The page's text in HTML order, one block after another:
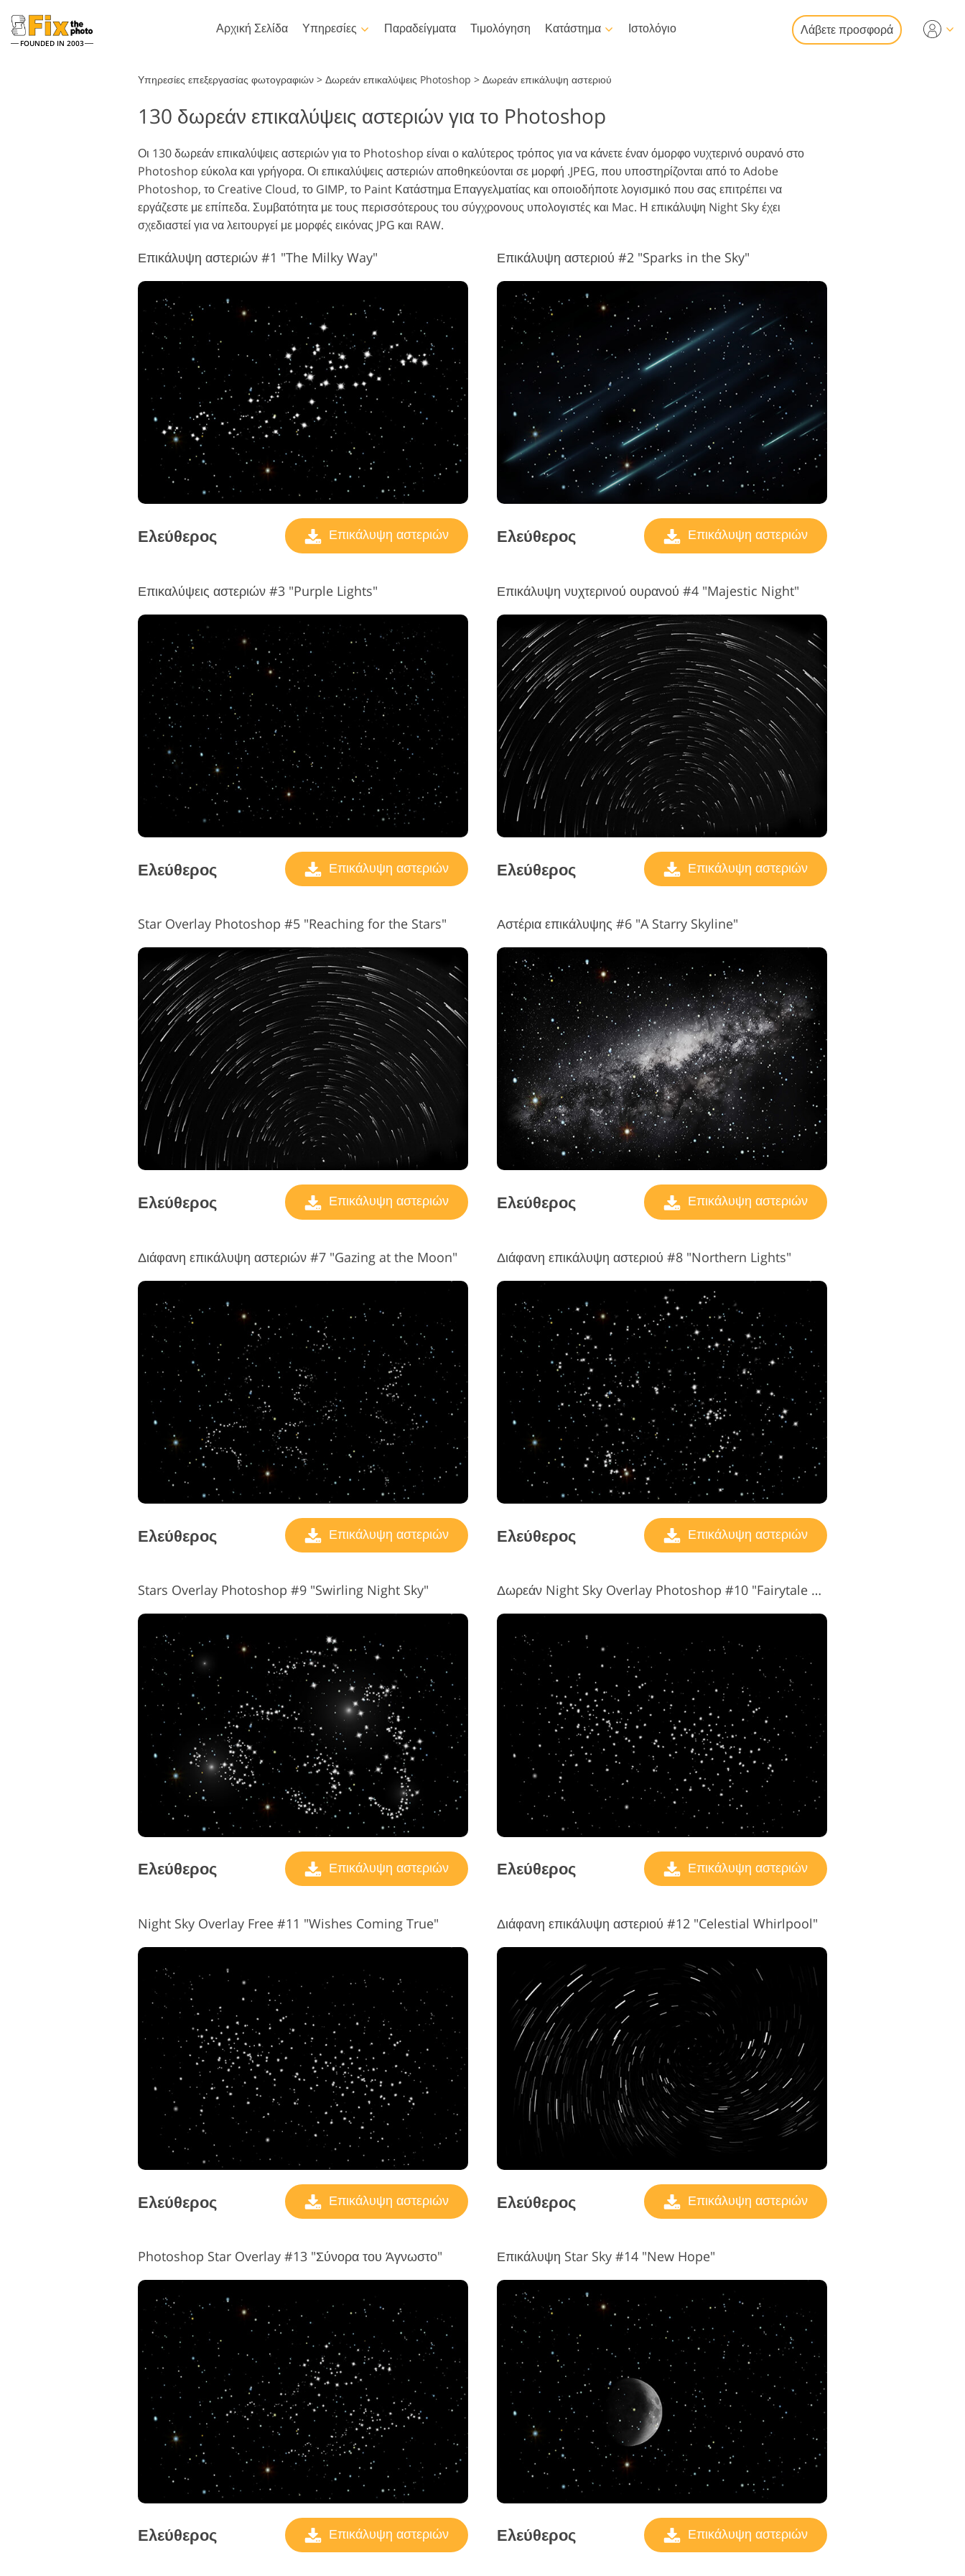
FOUNDED IN 2003
Αρχική Σελίδα Υπηρεσίες
νεογέννητου
ακίνητης περιουσίας
γάμου
Μοντέλα που
νοημοσύνη για ρούχα
φωτογραφιών
Επεξεργασία φωτογραφιών
προϊόντος
Επεξεργασία φωτογραφιών
κοσμημάτων
Δεδομένα Εκπαίδευσης AI
Υπηρεσίες επεξεργασίας
βίντεο
Παραδείγματα Τιμολόγηση Κατάστημα
Lightroom
Προεπιλογές Lightroom
συλλογές LR
Προεπιλογές καλύτερης
προσφοράς
Προεπιλογές για κινητά
Photoshop
Δράσεις Photoshop
Επικαλύψεις Photoshop
Υφές Photoshop
Ολόκληρες συλλογές Ps
Actions
Ολόκληρα πακέτα
Templates
όλα τα δείγματα
Κάρτες για την Ημέρα του
Αγίου Βαλεντίνου
Προσκλητήρια γάμου
Πρόσκληση σε παιδικό
Επαγγελματικές
επικαλύψεις βίντεο
Ιστολόγιο Λάβετε προσφορά
Υπηρεσίες επεξεργασίας φωτογραφιών > Δωρεάν επικαλύψεις Photoshop > Δωρεάν επικάλυψη αστεριού
130 δωρεάν επικαλύψεις αστεριών για το Photoshop
Οι 130 δωρεάν επικαλύψεις αστεριών για το Photoshop είναι ο καλύτερος τρόπος για να κάνετε έναν όμορφο νυχτερινό ουρανό στο
Photoshop εύκολα και γρήγορα. Οι επικαλύψεις αστεριών αποθηκεύονται σε μορφή .JPEG, που υποστηρίζονται από το Adobe
Photoshop, το Creative Cloud, το GIMP, το Paint Κατάστημα Επαγγελματίας και οποιοδήποτε λογισμικό που σας επιτρέπει να
εργάζεστε με επίπεδα. Συμβατότητα με τους περισσότερους του σύγχρονους υπολογιστές και Mac. Η επικάλυψη Night Sky έχει
σχεδιαστεί για να λειτουργεί με μορφές εικόνας JPG και RAW.
Επικάλυψη αστεριών #1 "The Milky Way"
Ελεύθερος Επικάλυψη αστεριών
Επικάλυψη αστεριού #2 "Sparks in the Sky"
Ελεύθερος Επικάλυψη αστεριών
Επικαλύψεις αστεριών #3 "Purple Lights"
Ελεύθερος Επικάλυψη αστεριών
Επικάλυψη νυχτερινού ουρανού #4 "Majestic Night"
Ελεύθερος Επικάλυψη αστεριών
Star Overlay Photoshop #5 "Reaching for the Stars"
Ελεύθερος Επικάλυψη αστεριών
Αστέρια επικάλυψης #6 "A Starry Skyline"
Ελεύθερος Επικάλυψη αστεριών
Διάφανη επικάλυψη αστεριών #7 "Gazing at the Moon"
Ελεύθερος Επικάλυψη αστεριών
Διάφανη επικάλυψη αστεριού #8 "Northern Lights"
Ελεύθερος Επικάλυψη αστεριών
Stars Overlay Photoshop #9 "Swirling Night Sky"
Ελεύθερος Επικάλυψη αστεριών
Δωρεάν Night Sky Overlay Photoshop #10 "Fairytale Starlight"
Ελεύθερος Επικάλυψη αστεριών
Night Sky Overlay Free #11 "Wishes Coming True"
Ελεύθερος Επικάλυψη αστεριών
Διάφανη επικάλυψη αστεριού #12 "Celestial Whirlpool"
Ελεύθερος Επικάλυψη αστεριών
Photoshop Star Overlay #13 "Σύνορα του Άγνωστο"
Ελεύθερος Επικάλυψη αστεριών
Επικάλυψη Star Sky #14 "New Hope"
Ελεύθερος Επικάλυψη αστεριών